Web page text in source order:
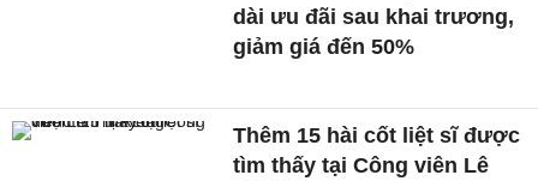
dài ưu đãi sau khai trương,
giảm giá đến 50%
Thêm 15 hài cốt liệt sĩ được
tìm thấy tại Công viên Lê